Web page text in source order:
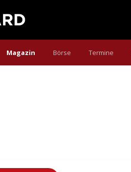
Magazin Börse Termine